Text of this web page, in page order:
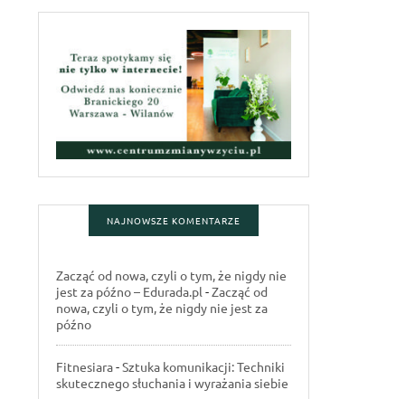
NAJNOWSZE KOMENTARZE
Zacząć od nowa, czyli o tym, że nigdy nie
jest za późno – Edurada.pl -Zacząć od
nowa, czyli o tym, że nigdy nie jest za
późno
Fitnesiara-Sztuka komunikacji: Techniki
skutecznego słuchania i wyrażania siebie